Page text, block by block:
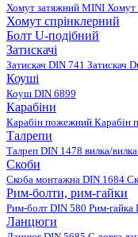
Хомут затяжний MINI Хомут
Хомут спрінклерний
Болт U-подібний
Затискачі
Затискач DIN 741 Затискач
Коуші
Коуш DIN 6899
Карабіни
Карабін пожежний Карабін
Талрепи
Талреп DIN 1478 вилка/вилка
Скоби
Скоба монтажна DIN 1684
Рим-болти, рим-гайки
Рим-болт DIN 580 Рим-гайка
Ланцюги